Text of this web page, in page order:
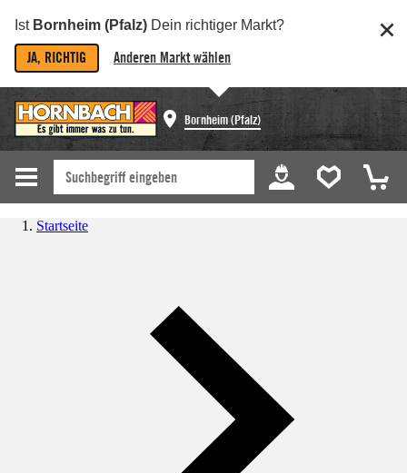
Ist Bornheim (Pfalz) Dein richtiger Markt?
JA, RICHTIG Anderen Markt wählen
Bornheim (Pfalz)
Startseite